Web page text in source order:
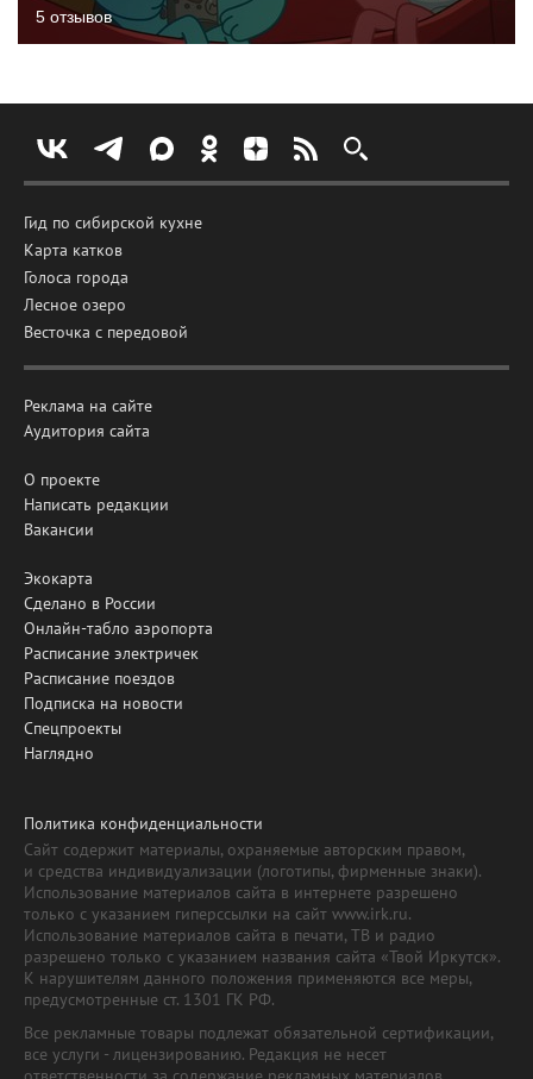
5 отзывов
Гид по сибирской кухне
Карта катков
Голоса города
Лесное озеро
Весточка с передовой
Реклама на сайте
Аудитория сайта
О проекте
Написать редакции
Вакансии
Экокарта
Сделано в России
Онлайн-табло аэропорта
Расписание электричек
Расписание поездов
Подписка на новости
Спецпроекты
Наглядно
Политика конфиденциальности
Сайт содержит материалы, охраняемые авторским правом,
и средства индивидуализации (логотипы, фирменные знаки).
Использование материалов сайта в интернете разрешено
только с указанием гиперссылки на сайт www.irk.ru.
Использование материалов сайта в печати, ТВ и радио
разрешено только с указанием названия сайта «Твой Иркутск».
К нарушителям данного положения применяются все меры,
предусмотренные ст. 1301 ГК РФ.
Все рекламные товары подлежат обязательной сертификации,
все услуги - лицензированию. Редакция не несет